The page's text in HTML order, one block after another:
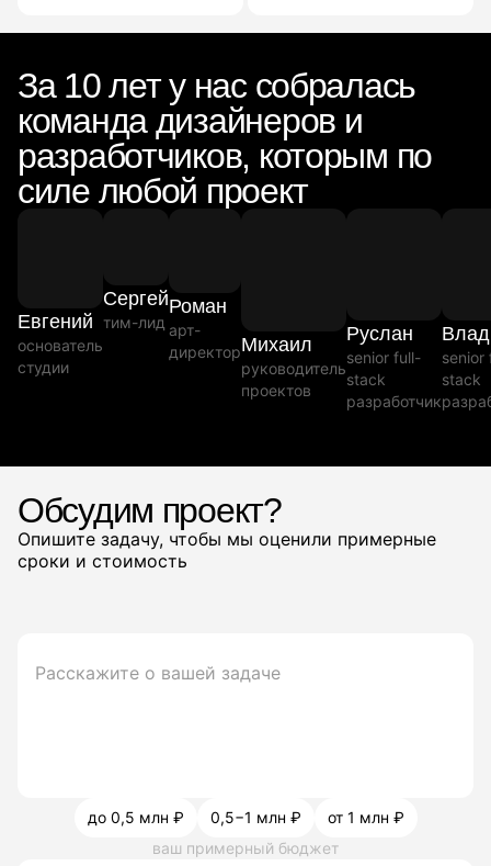
За 10 лет у нас собралась
команда дизайнеров и
разработчиков, которым по
силе любой проект
Евгений
основатель
студии
Сергей
тим-лид
Роман
арт-
директорМихаил
руководитель
проектов
Руслан
senior full-
stack
разработчик
senior
stack
Обсудим проект?
Опишите задачу, чтобы мы оценили примерные
сроки и стоимость
до 0,5 млн ₽ 0,5−1 млн ₽
от 1 млн ₽
ваш примерный бюджет